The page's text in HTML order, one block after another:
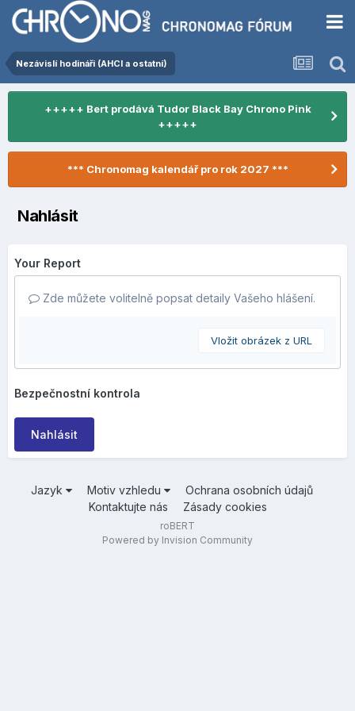
Nezávislí hodináři (AHCI a ostatní)
+++++ Bert prodává Tudor Black Bay Chrono Pink
+++++
*** Chronomag kalendář pro rok 2027 ***
Nahlásit
Your Report
Zde můžete volitelně popsat detaily Vašeho hlášení.
Vložit obrázek z URL
Bezpečnostní kontrola
Nahlásit
Jazyk Motiv vzhledu
Ochrana osobních údajů
Kontaktujte nás
Zásady cookies
roBERT
Powered by Invision Community